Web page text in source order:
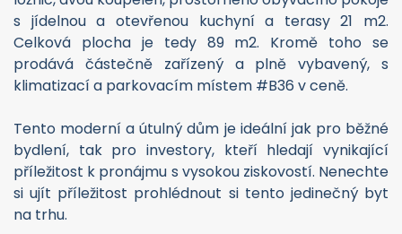
ložnic, dvou koupelen, prostorného obývacího pokoje
s jídelnou a otevřenou kuchyní a terasy 21 m2.
Celková plocha je tedy 89 m2. Kromě toho se
prodává částečně zařízený a plně vybavený, s
klimatizací a parkovacím místem #B36 v ceně.
Tento moderní a útulný dům je ideální jak pro běžné
bydlení, tak pro investory, kteří hledají vynikající
příležitost k pronájmu s vysokou ziskovostí. Nenechte
si ujít příležitost prohlédnout si tento jedinečný byt
na trhu.